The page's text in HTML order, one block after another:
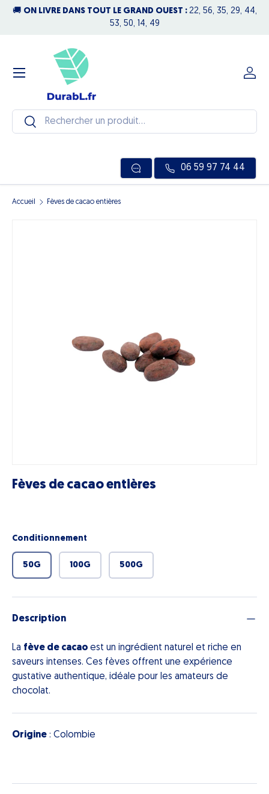
🚚 ON LIVRE DANS TOUT LE GRAND OUEST : 22, 56, 35, 29, 44,
53, 50, 14, 49
Recherche
Rechercher
06 59 97 74 44
Se
Menu
Accueil Fèves de cacao entières
Fèves de cacao entières
Conditionnement
50G 100G 500G
Description
La fève de cacao est un ingrédient naturel et riche en
saveurs intenses. Ces fèves offrent une expérience
gustative authentique, idéale pour les amateurs de
chocolat.
Origine : Colombie